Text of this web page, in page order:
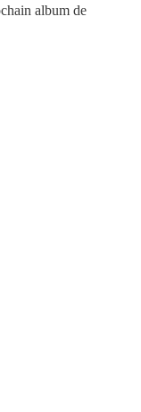
album de